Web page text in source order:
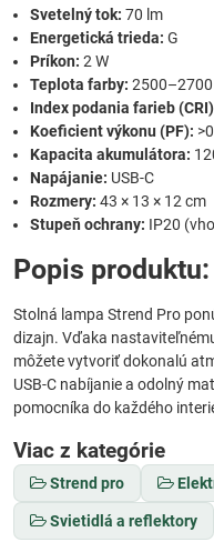
Svetelný tok: 70 lm
Energetická trieda: G
Príkon: 2 W
Teplota farby:
Index podania farieb
Koeficient výkonu (PF):
Kapacita akumulátora:
Napájanie: USB-C
Rozmery: 43 × 13 × 12 cm
Stupeň ochrany: IP20
Popis produktu:
Stolná lampa Strend Pro
dizajn. Vďaka
môžete vytvoriť dokonalú
USB-C nabíjanie a odolný
pomocníka do každého
Viac z kategórie
Strend pro
Svietidlá a reflektory